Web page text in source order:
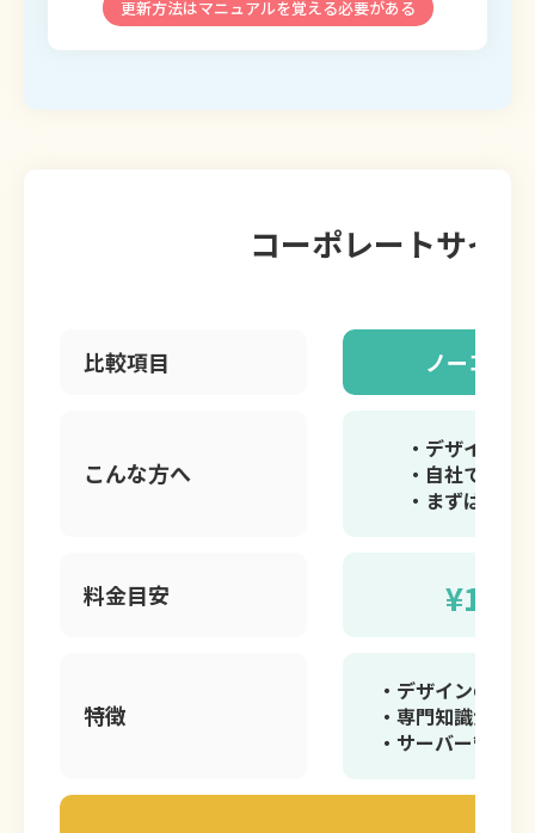
更新方法はマニュアルを覚える必要がある
コーポレートサイ
比較項目 ノーコー
こんな方へ
・デザイン性
・自社でスピ
・まずはコス
料金目安
特徴
・デザインの自
・専門知識がな
・サーバー管理